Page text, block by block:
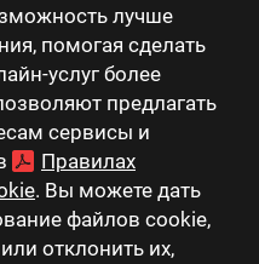
лучше
помогая сделать
услуг более
предлагать
сервисы и
Правилах
. Вы можете дать
файлов cookie,
отклонить их,